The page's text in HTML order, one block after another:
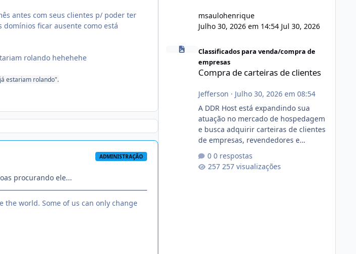
antes com seus clientes p/ poder ter
ficar ausente como está
rolando hehehehe
estariam rolando".
ADMINISTRAÇÃO
procurando ele...
the world. Some of us can only change
msaulohenrique
Julho 30, 2026 em 14:54 Jul 30, 2026
Compra de carteiras de clientes
Classificados para venda/compra de
empresas
Compra de carteiras de clientes
Jefferson · Julho 30, 2026 em 08:54
A DDR Host está expandindo sua
atuação no mercado de hospedagem
e busca adquirir carteiras de clientes
de empresas, revendedores e
suas atividades ou reduzir sua
operação. Se você possui clientes
0 respostas
257 visualizações